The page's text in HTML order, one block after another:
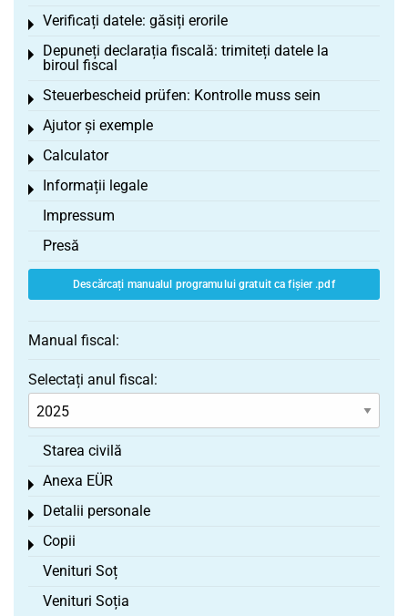
Verificați datele: găsiți erorile
Toggle menu
Depuneți declarația fiscală: trimiteți datele la
biroul fiscal
Toggle menu
Steuerbescheid prüfen: Kontrolle muss sein
Toggle menu
Ajutor și exemple
Toggle menu
Calculator
Toggle menu
Informații legale
Toggle menu
Impressum
Presă
Descărcați manualul programului gratuit ca fișier .pdf
Manual fiscal:
Selectați anul fiscal:
Starea civilă
Anexa EÜR
Toggle menu
Detalii personale
Toggle menu
Copii
Toggle menu
Venituri Soț
Venituri Soția